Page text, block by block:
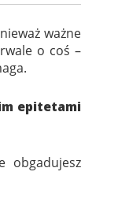
ważne
o coś –
epitetami
obgadujesz